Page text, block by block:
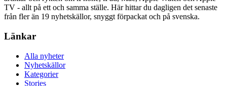
TV - allt på ett och samma ställe. Här hittar du dagligen det senaste
från fler än 19 nyhetskällor, snyggt förpackat och på svenska.
Länkar
Alla nyheter
Nyhetskällor
Kategorier
Stories